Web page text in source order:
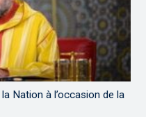
Nation à l’occasion de la